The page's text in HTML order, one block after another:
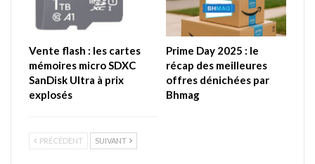
Vente flash : les cartes
mémoires micro SDXC
SanDisk Ultra à prix
explosés
Prime Day 2025 : le
récap des meilleures
offres dénichées par
Bhmag
PRÉCÉDENT SUIVANT